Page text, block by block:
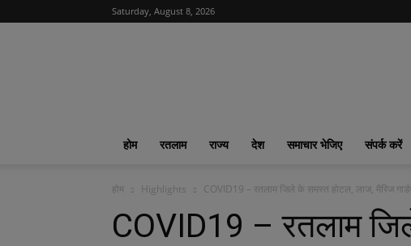
Saturday, August 8, 2026
का
फीवर
होम रतलाम राज्य देश समाचार भेजिए संपर्क करें
होम Highlights COVID19 – रतलाम जिले के समस्त होटल, लाज, मैरिज
COVID19 – रतलाम